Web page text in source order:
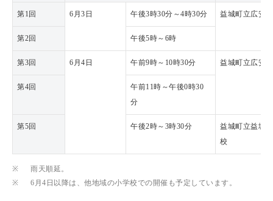
第1回 6月3日 午後3時30分～4時30分 益城町立広安
第2回 午後5時～6時
第3回 6月4日 午前9時～10時30分 益城町立広安
第4回
午前11時～午後0時30
分
第5回 午後2時～3時30分
益城町立益城
校
※
雨天順延。
※
6月4日以降は、他地域の小学校での開催も予定しています。